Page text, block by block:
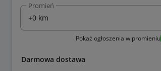
Promień
Pokaż ogłoszenia w promieniu
Darmowa dostawa